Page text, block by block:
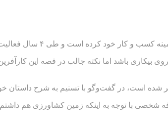
بیکاری باشد اما نکته جالب در قصه این
شده است، در گفت‌وگو با تسنیم به شرح داستان
با توجه به اینکه زمین کشاورزی هم